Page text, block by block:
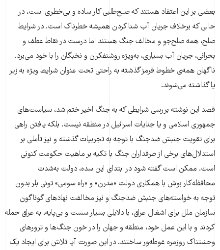
بعضی بر این اعتقاد هستند که صلح‌طلبی کار ساده و بی‌خطری است، در
حالی که بر‌خلاف جریان آب شنا کردن همیشه خطرناک است. در شرایط
صلح، همه صلح‌جو و مخالف جنگ هستند اما درست در نقاط عطف و
بحرانی، جریان آب بسیاری، به‌ویژه روشنفکران و نخبگان را با خود می‌برد.
ناگهان همه‌ی خطوط قرمز گذشته به راحتی تحت عنوان شرایط ویژه به زیر
پا گذاشته می‌شوند.
قصد این نوشته بررسی شرایطی که به جنگ اخیر ختم شد، سیاست‌های
جمهوری اسلامی و یا جنایات اسرائیل در منطقه نیست. بلکه یافتن راهی
برای تقویت جنبش ضدجنگ با توجه به تجربیات گذشته و نیز تأملی بر
استدلال‌های برخی از طرفداران جنگ با تکیه بر ماهیت حکومت کنونی
است. ممکن است گفته شود در ابتدای این سده، دولت به‌شدت
محافظه‌کار بوش با همکاری دولت «مدرن» و «راه سومی» تونی بلر بدون
توجه به خواسته‌های جنبش ضدجنگ و نیز مخالفت نهادهای گوناگون
سازمان ملل برای اشغال عراق، با دلایلی بسیار سست و بی‌پایه، به عراق حمله
کردند و با این عمل خود، منطقه و جهان را در خون جنگ‌ها و ترورهای
وحشتناک روزمره غوطه‌ور ساختند. در این صورت آیا تلاش برای ایجاد یک